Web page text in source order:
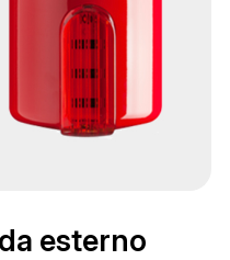
esterno